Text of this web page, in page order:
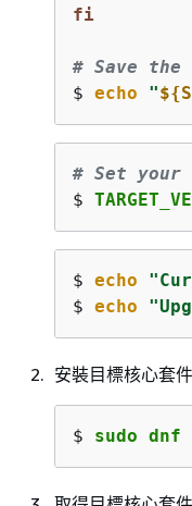
fi
# Save
$ echo "${
# Set
$
$ echo
$ echo
安裝目標核心套件
$ sudo